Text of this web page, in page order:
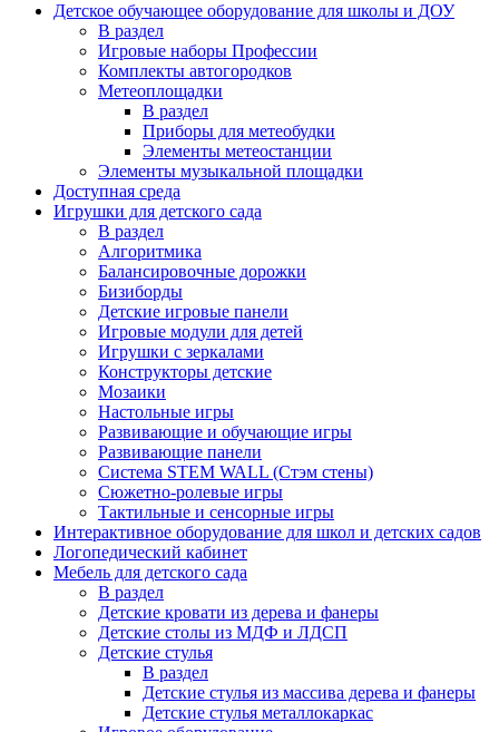
Детское обучающее оборудование для школы и ДОУ
В раздел
Игровые наборы Профессии
Комплекты автогородков
Метеоплощадки
В раздел
Приборы для метеобудки
Элементы метеостанции
Элементы музыкальной площадки
Доступная среда
Игрушки для детского сада
В раздел
Алгоритмика
Балансировочные дорожки
Бизиборды
Детские игровые панели
Игровые модули для детей
Игрушки с зеркалами
Конструкторы детские
Мозаики
Настольные игры
Развивающие и обучающие игры
Развивающие панели
Система STEM WALL (Cтэм стены)
Сюжетно-ролевые игры
Тактильные и сенсорные игры
Интерактивное оборудование для школ и детских садов
Логопедический кабинет
Мебель для детского сада
В раздел
Детские кровати из дерева и фанеры
Детские столы из МДФ и ЛДСП
Детские стулья
В раздел
Детские стулья из массива дерева и фанеры
Детские стулья металлокаркас